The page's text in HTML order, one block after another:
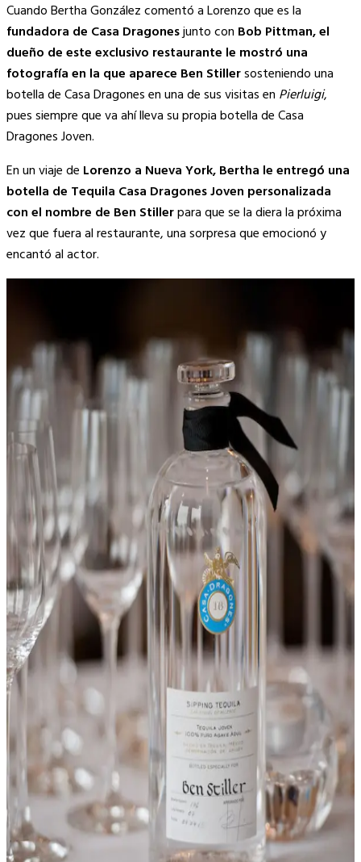
Cuando Bertha González comentó a Lorenzo que es la
fundadora de Casa Dragonesjunto con Bob Pittman, el
dueño de este exclusivo restaurante le mostró una
fotografía en la que aparece Ben Stillersosteniendo una
botella de Casa Dragones en una de sus visitas en Pierluigi,
pues siempre que va ahí lleva su propia botella de Casa
Dragones Joven.
En un viaje de Lorenzo a Nueva York, Bertha le entregó una
botella de Tequila Casa Dragones Joven personalizada
con el nombre de Ben Stillerpara que se la diera la próxima
vez que fuera al restaurante, una sorpresa que emocionó y
encantó al actor.